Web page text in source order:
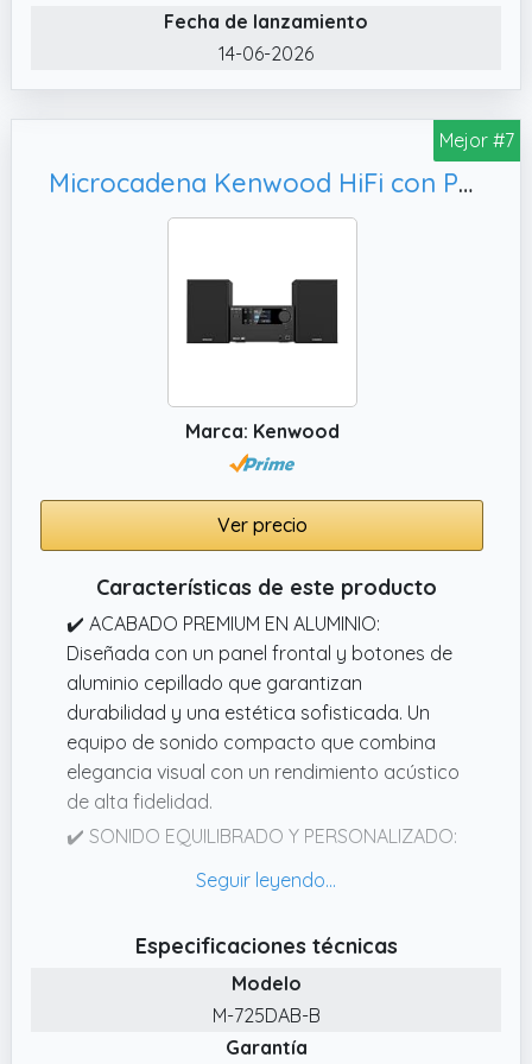
Fecha de lanzamiento
14-06-2026
Mejor #7
Microcadena Kenwood HiFi con Pantalla Color 2.4", USB y Aux-In - Color Negro - M-725DAB-B
Marca: Kenwood
Ver precio
Características de este producto
✔️ ACABADO PREMIUM EN ALUMINIO:
Diseñada con un panel frontal y botones de
aluminio cepillado que garantizan
durabilidad y una estética sofisticada. Un
equipo de sonido compacto que combina
elegancia visual con un rendimiento acústico
de alta fidelidad.
✔️ SONIDO EQUILIBRADO Y PERSONALIZADO:
Reflex ofrecen un audio nítido y envolvente.
ecualizaciones predefinidas (Pop, Rock, Jazz,
Classic, Flat) para cada género musical.
✔️ CONEXIÓN ESTABLE BLUETOOTH 5.0:
Empareja tus dispositivos de forma rápida y
Especificaciones técnicas
Modelo
M-725DAB-B
Garantía